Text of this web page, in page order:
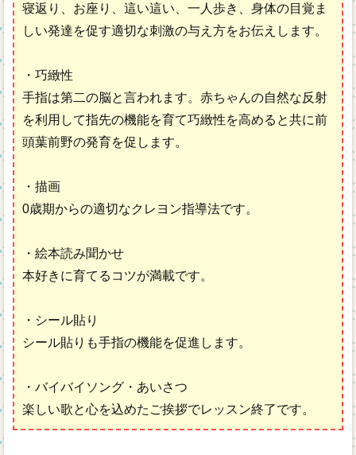
寝返り、お座り、這い這い、一人歩き、身体の目覚ま
しい発達を促す適切な刺激の与え方をお伝えします。
・巧緻性
手指は第二の脳と言われます。赤ちゃんの自然な反射
を利用して指先の機能を育て巧緻性を高めると共に前
頭葉前野の発育を促します。
・描画
0歳期からの適切なクレヨン指導法です。
・絵本読み聞かせ
本好きに育てるコツが満載です。
・シール貼り
シール貼りも手指の機能を促進します。
・バイバイソング・あいさつ
楽しい歌と心を込めたご挨拶でレッスン終了です。